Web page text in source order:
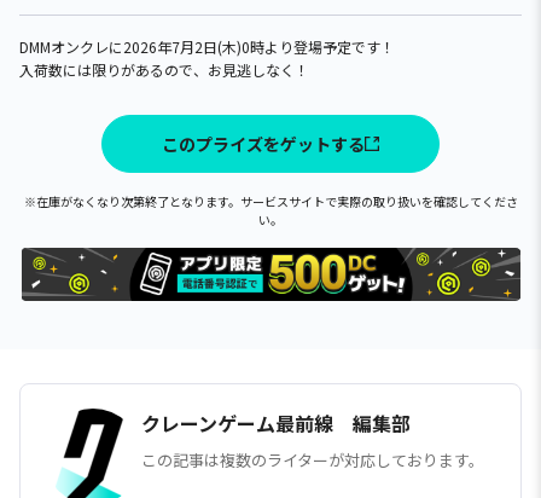
DMMオンクレに2026年7月2日(木)0時より登場予定です！
入荷数には限りがあるので、お見逃しなく！
このプライズをゲットする
※在庫がなくなり次第終了となります。サービスサイトで実際の取り扱いを確認してくださ
い。
クレーンゲーム最前線 編集部
この記事は複数のライターが対応しております。